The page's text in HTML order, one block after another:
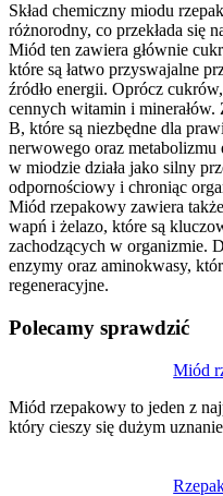
Skład chemiczny miodu
różnorodny, co przekłada się
Miód ten zawiera głównie
które są łatwo przyswajalne
źródło energii. Oprócz
cennych witamin i
B, które są niezbędne dla
nerwowego oraz metabolizmu
w miodzie działa jako silny
odpornościowy i chroniąc
Miód rzepakowy zawiera
wapń i żelazo, które są
zachodzących w organizmie.
enzymy oraz aminokwasy,
regeneracyjne.
Polecamy sprawdzić
Miód
Miód rzepakowy to jeden z
który cieszy się dużym
wpisu